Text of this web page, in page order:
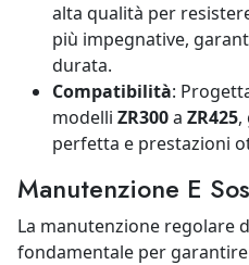
alta qualità per
più impegnative,
durata.
Compatibilità:
modelli ZR300a ZR425,
perfetta e prestazioni
Manutenzione E
La manutenzione regolare
fondamentale per